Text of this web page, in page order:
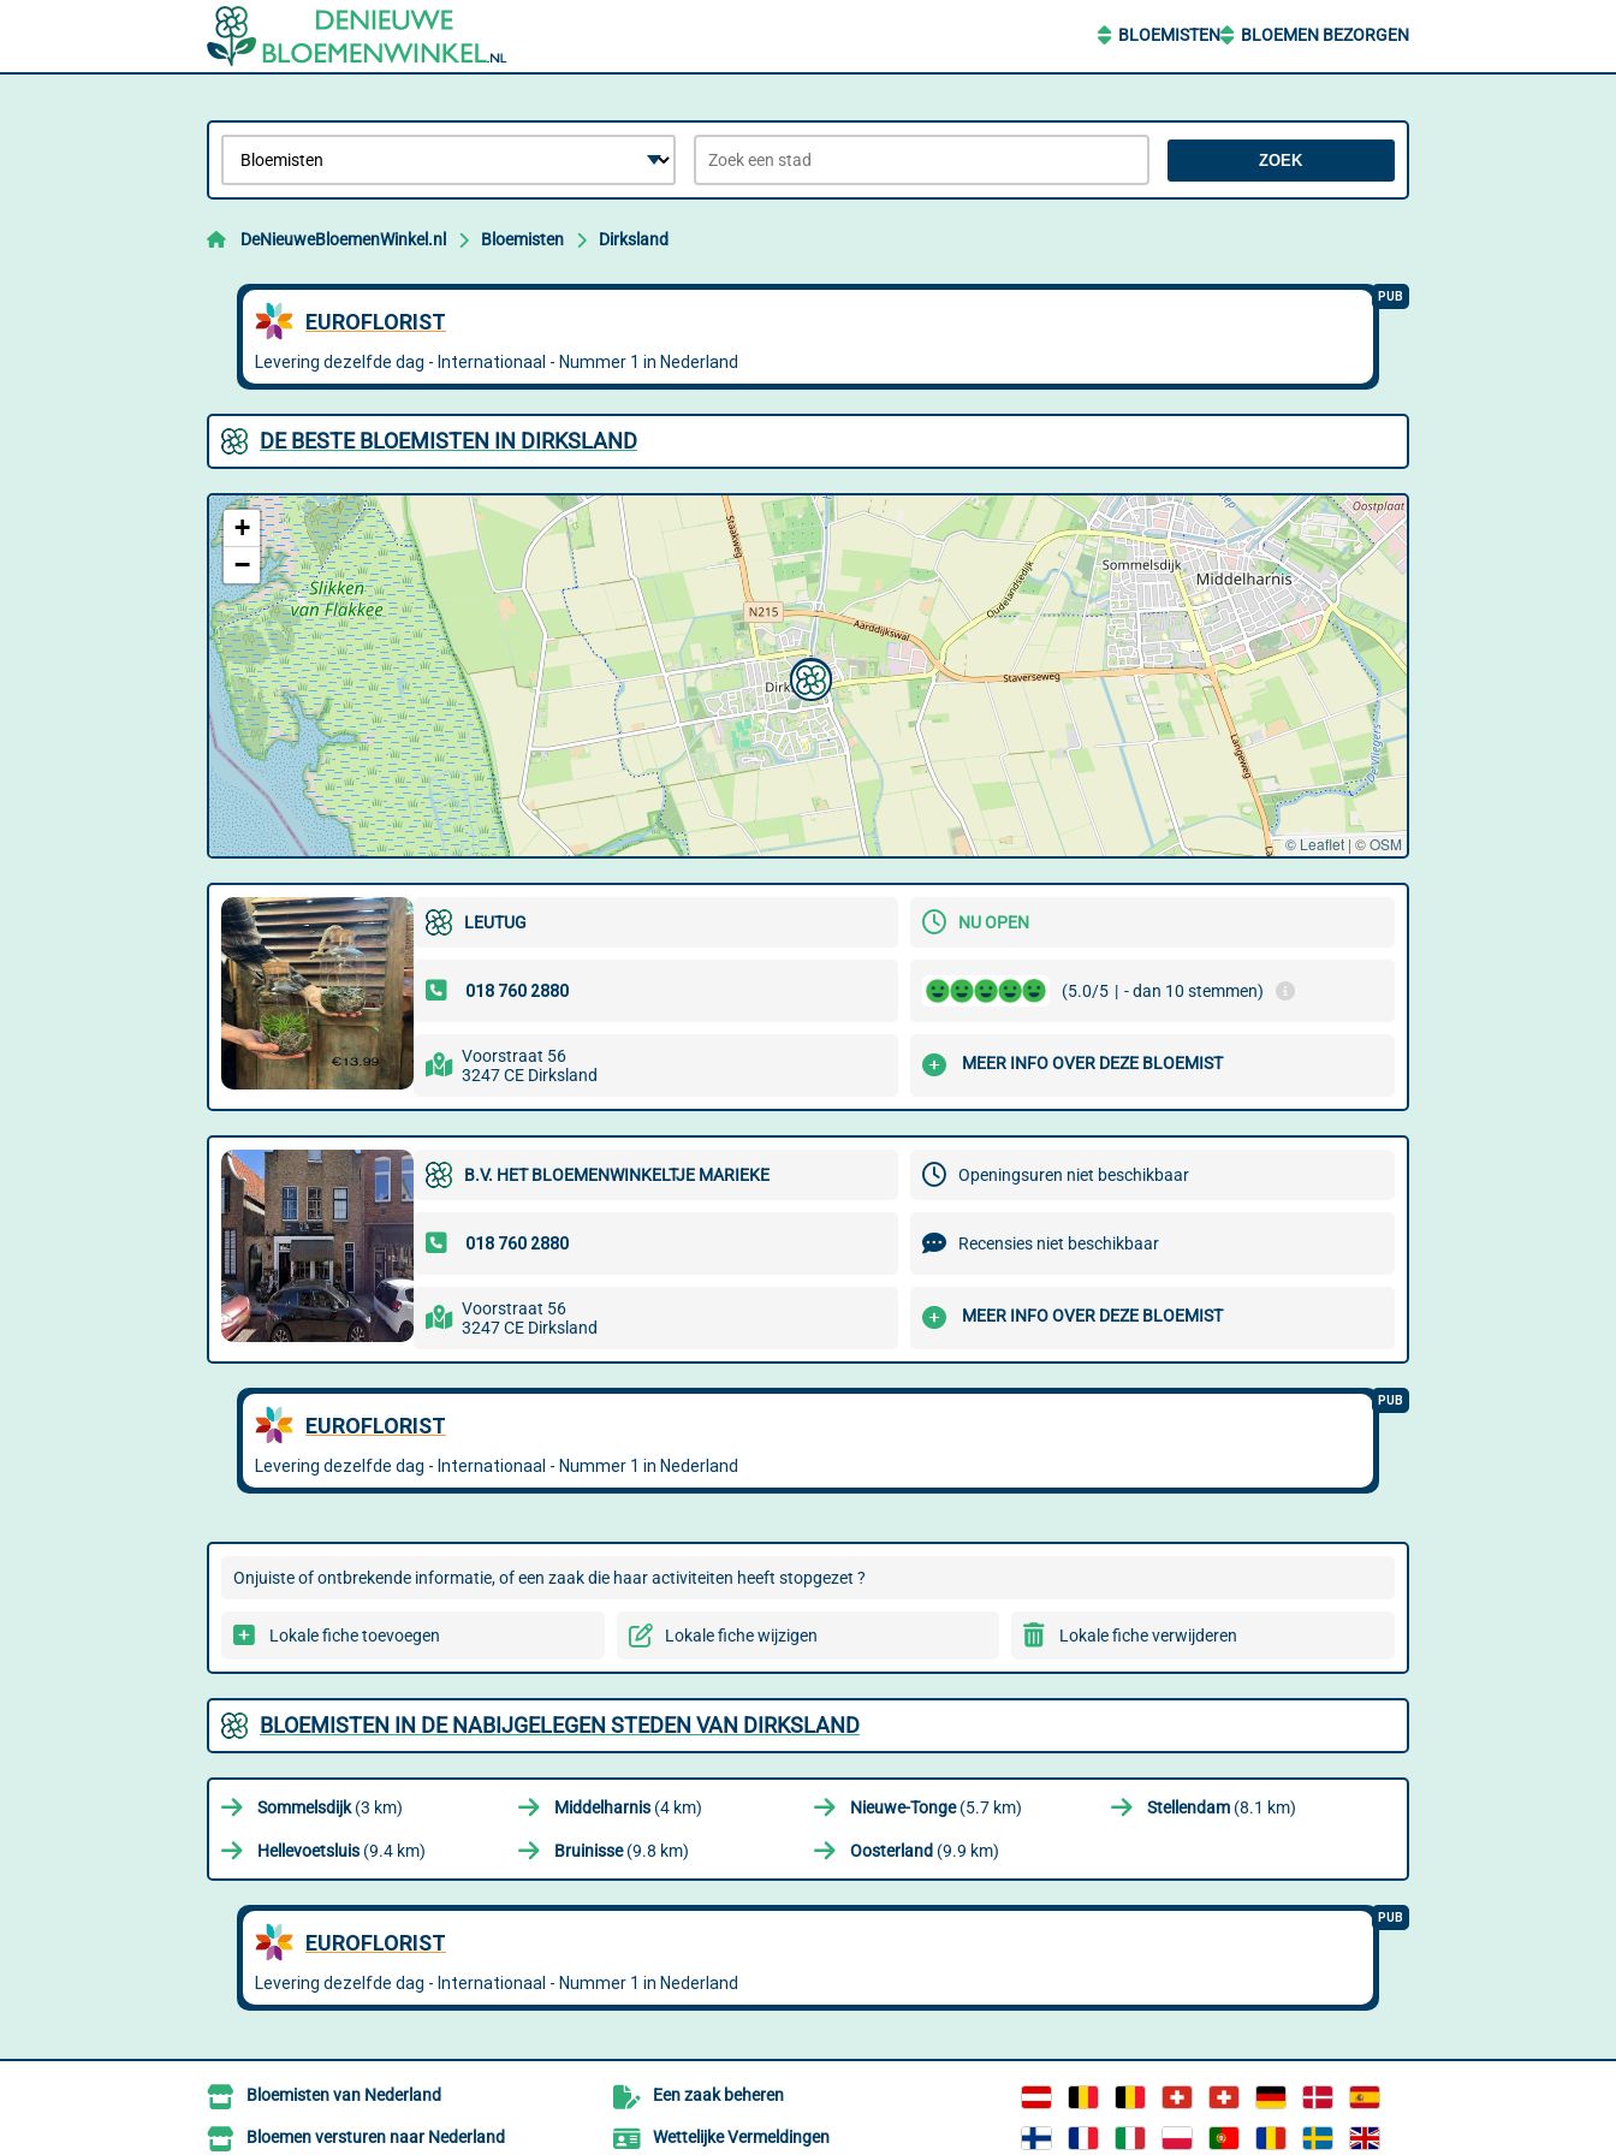
BLOEMISTEN BLOEMEN BEZORGEN
ZOEK
DeNieuweBloemenWinkel.nl Bloemisten Dirksland
DE BESTE BLOEMISTEN IN DIRKSLAND
+
−
© Leaflet | ©OSM
LEUTUG NU OPEN
(5.0/5 | - dan 10 stemmen)
Voorstraat 56
3247 CE Dirksland
MEER INFO OVER DEZE BLOEMIST
B.V. HET BLOEMENWINKELTJE MARIEKE Openingsuren niet beschikbaar
Recensies niet beschikbaar
Voorstraat 56
3247 CE Dirksland
MEER INFO OVER DEZE BLOEMIST
Onjuiste of ontbrekende informatie, of een zaak die haar activiteiten heeft stopgezet ?
Lokale fiche toevoegen Lokale fiche wijzigen Lokale fiche verwijderen
BLOEMISTEN IN DE NABIJGELEGEN STEDEN VAN DIRKSLAND
Sommelsdijk(3 km) Middelharnis(4 km) Nieuwe-Tonge(5.7 km) Stellendam(8.1 km)
Hellevoetsluis (9.4 km) Bruinisse(9.8 km) Oosterland (9.9 km)
Bloemisten van Nederland
Bloemen versturen naar Nederland
Een zaak beheren
Wettelijke Vermeldingen